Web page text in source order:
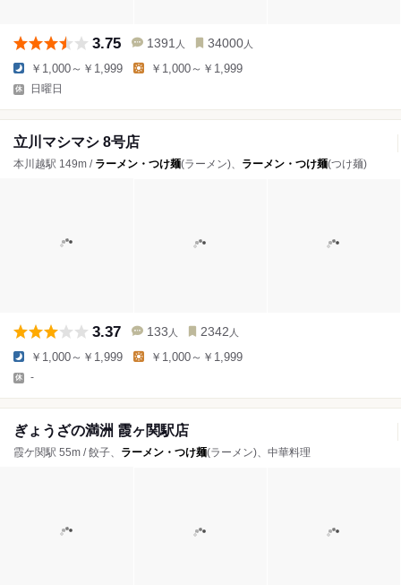
3.75 1391 人 34000 人
￥1,000～￥1,999 ￥1,000～￥1,999
日曜日
立川マシマシ 8号店
本川越駅 149m / ラーメン・つけ麺(ラーメン)、 ラーメン・つけ麺(つけ麺)
3.37 133 人 2342 人
￥1,000～￥1,999 ￥1,000～￥1,999
-
ぎょうざの満洲 霞ヶ関駅店
霞ケ関駅 55m / 餃子、 ラーメン・つけ麺(ラーメン)、中華料理